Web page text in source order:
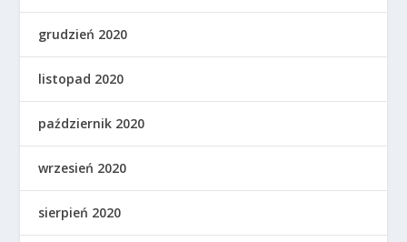
grudzień 2020
listopad 2020
październik 2020
wrzesień 2020
sierpień 2020